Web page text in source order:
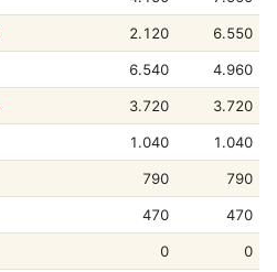
2.120 6.550
6.540 4.960
3.720 3.720
1.040 1.040
790 790
470 470
0 0